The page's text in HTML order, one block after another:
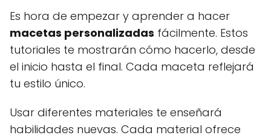
Es hora de empezar y aprender a hacer
macetas personalizadas fácilmente. Estos
tutoriales te mostrarán cómo hacerlo, desde
el inicio hasta el final. Cada maceta reflejará
tu estilo único.
Usar diferentes materiales te enseñará
habilidades nuevas. Cada material ofrece